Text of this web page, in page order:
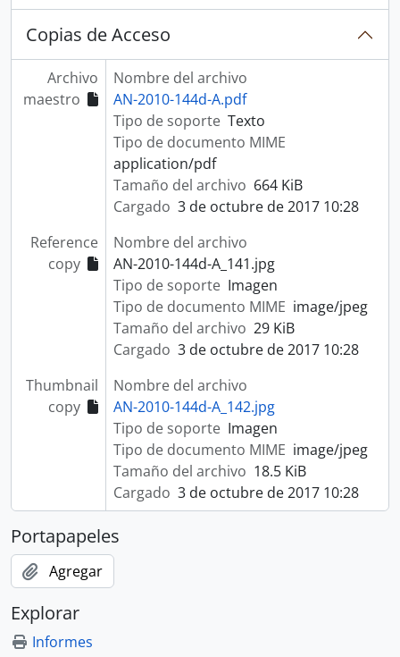
Copias de Acceso
Archivo
maestro
Nombre del archivo
AN-2010-144d-A.pdf
Tipo de soporte Texto
Tipo de documento MIME
application/pdf
Tamaño del archivo 664 KiB
Cargado 3 de octubre de 2017 10:28
Reference
copy
Nombre del archivo
AN-2010-144d-A_141.jpg
Tipo de soporte Imagen
Tipo de documento MIME image/jpeg
Tamaño del archivo 29 KiB
Cargado 3 de octubre de 2017 10:28
Thumbnail
copy
Nombre del archivo
AN-2010-144d-A_142.jpg
Tipo de soporte Imagen
Tipo de documento MIME image/jpeg
Tamaño del archivo 18.5 KiB
Cargado 3 de octubre de 2017 10:28
Portapapeles
Agregar
Explorar
Informes